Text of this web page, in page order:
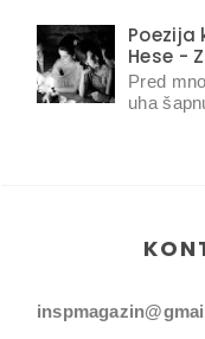
Poezija
Hese -
Pred
uha